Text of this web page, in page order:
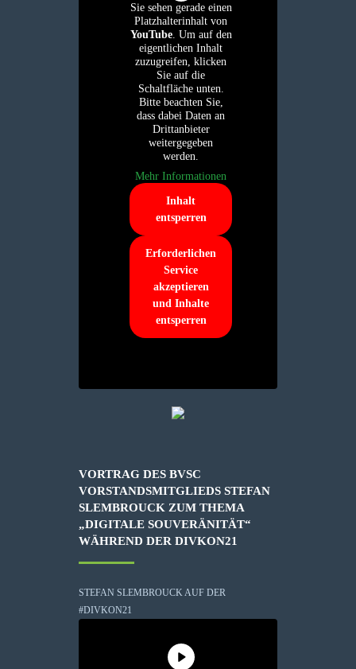
Sie sehen gerade einen
Platzhalterinhalt von
YouTube. Um auf den
eigentlichen Inhalt
zuzugreifen, klicken
Sie auf die
Schaltfläche unten.
Bitte beachten Sie,
dass dabei Daten an
Drittanbieter
weitergegeben
werden.
Mehr Informationen
Inhalt
entsperren
Erforderlichen
Service
akzeptieren
und Inhalte
entsperren
VORTRAG DES BVSC
VORSTANDSMITGLIEDS STEFAN
SLEMBROUCK ZUM THEMA
„DIGITALE SOUVERÄNITÄT“
WÄHREND DER DIVKON21
STEFAN SLEMBROUCK AUF DER
#DIVKON21